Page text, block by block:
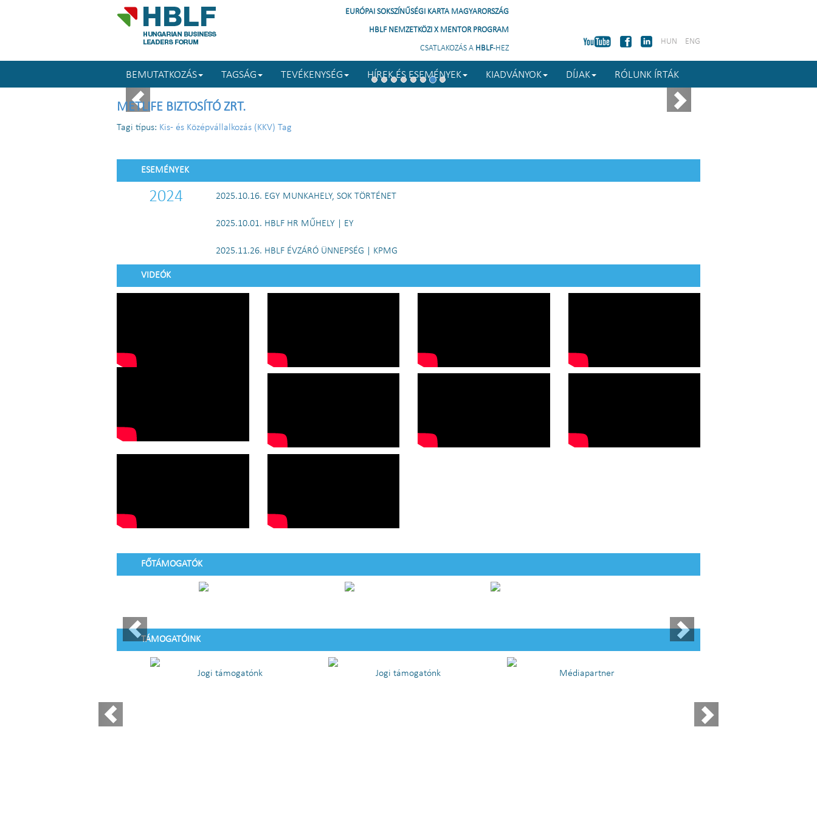
EURÓPAI SOKSZÍNŰSÉGI KARTA MAGYARORSZÁG
HBLF NEMZETKÖZI X MENTOR PROGRAM
CSATLAKOZÁS A HBLF-HEZ
HUN ENG
BEMUTATKOZÁS TAGSÁG TEVÉKENYSÉG HÍREK ÉS ESEMÉNYEK KIADVÁNYOK DÍJAK RÓLUNK ÍRTÁK
METLIFE BIZTOSÍTÓ ZRT.
Tagi típus: Kis- és Középvállalkozás (KKV) Tag
ESEMÉNYEK
2024 2025.10.16. EGY MUNKAHELY, SOK TÖRTÉNET
2025.10.01. HBLF HR MŰHELY | EY
2025.11.26. HBLF ÉVZÁRÓ ÜNNEPSÉG | KPMG
VIDEÓK
FŐTÁMOGATÓK
TÁMOGATÓINK
Jogi támogatónk Jogi támogatónk Médiapartner